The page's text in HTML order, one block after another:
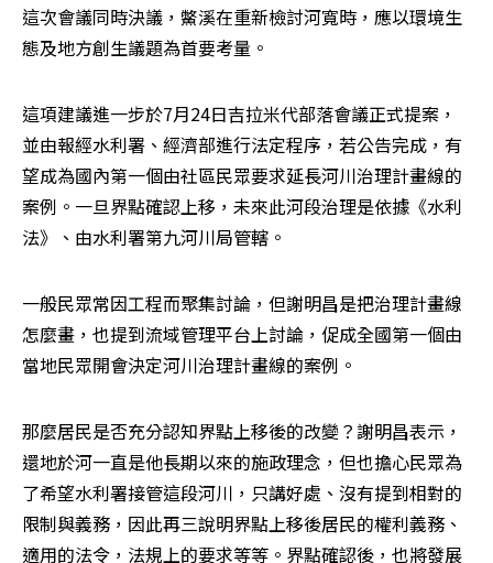
這次會議同時決議，鱉溪在重新檢討河寬時，應以環境生
態及地方創生議題為首要考量。
這項建議進一步於7月24日吉拉米代部落會議正式提案，
並由報經水利署、經濟部進行法定程序，若公告完成，有
望成為國內第一個由社區民眾要求延長河川治理計畫線的
案例。一旦界點確認上移，未來此河段治理是依據《水利
法》、由水利署第九河川局管轄。
一般民眾常因工程而聚集討論，但謝明昌是把治理計畫線
怎麼畫，也提到流域管理平台上討論，促成全國第一個由
當地民眾開會決定河川治理計畫線的案例。
那麼居民是否充分認知界點上移後的改變？謝明昌表示，
還地於河一直是他長期以來的施政理念，但也擔心民眾為
了希望水利署接管這段河川，只講好處、沒有提到相對的
限制與義務，因此再三說明界點上移後居民的權利義務、
適用的法令，法規上的要求等等。界點確認後，也將發展